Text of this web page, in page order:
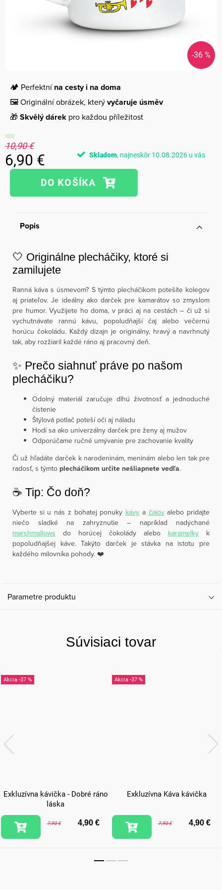
-36 %
🏕️ Perfektnína cesty i na doma
🖼️ Originální obrázek, kterývyčaruje úsměv
🎁 Skvělý dárek pro každou příležitost
10,90 €
6,90 €
Jednotková
Skladom 10.08.2026
Popis
🤍 Originálne plecháčiky, ktoré si
zamilujete
Ranná káva s úsmevom? S týmto plecháčikom potešíte kolegov
aj priateľov. Je ideálny ako darček pre kamarátov so zmyslom
pre humor. Využijete ho doma, v práci aj na cestách – či už si
vychutnávate rannú kávu, popoludňajší čaj alebo večernú
horúcu čokoládu. Každý dizajn je originálny, hravý a navrhnutý
tak, aby rozžiaril každé ráno aj pracovný deň.
✨ Prečo siahnuť práve po našom
plecháčiku?
Odolný materiál zaručuje dlhú životnosť a jednoduché
čistenie
Štýlová potlač poteší oči aj náladu
Hodí sa ako univerzálny darček pre ženy aj mužov
Odporúčame ručné umývanie pre zachovanie kvality
Či už hľadáte darček k narodeninám, meninám alebo len tak pre
radosť, s týmto plecháčikom určite nešliapnete vedľa.
☕️ Tip: Čo doň?
Vyberte si u nás z bohatej ponuky kávy a čajovalebo pridajte
niečo sladké na zahryznutie – napríklad nadýchané
marshmallows do horúcej čokolády alebo karamelky k
popoludňajšej káve. Takýto darček je stávka na istotu pre
každého milovníka pohody. ❤️
Parametre produktu
Súvisiaci tovar
-37 %
Exkluzívna kávička - Dobré ráno
láska
7,90 € 4,90 €
-37 %
Exkluzívna Káva kávička
7,90 € 4,90 €